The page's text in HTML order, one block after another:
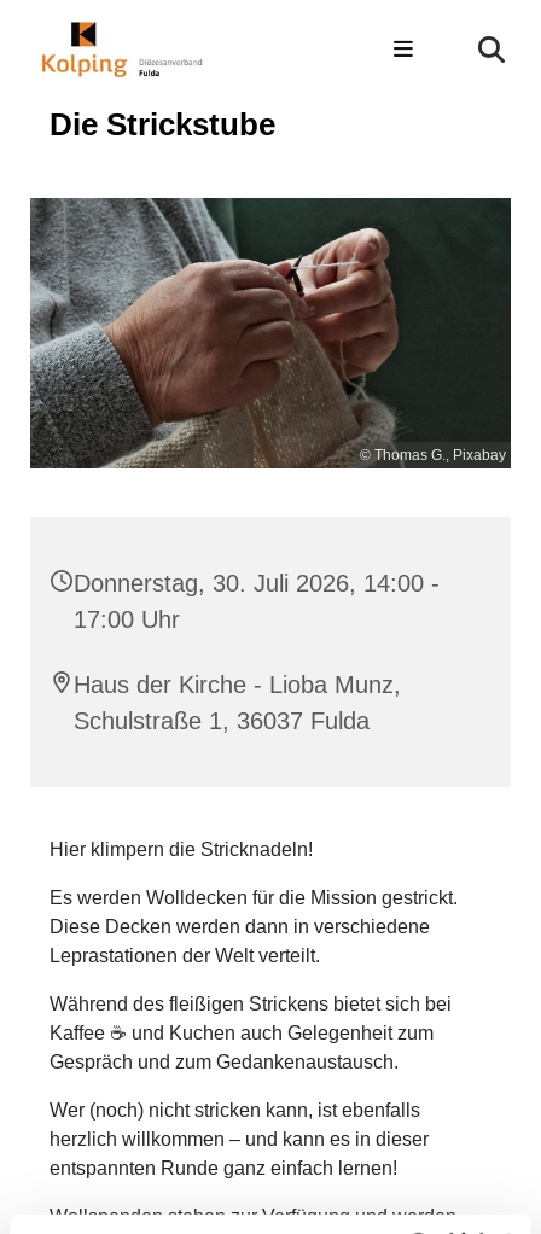
Die Strickstube
© Thomas G., Pixabay
Donnerstag, 30. Juli 2026, 14:00 -
17:00 Uhr
Haus der Kirche - Lioba Munz,
Schulstraße 1, 36037 Fulda
Hier klimpern die Stricknadeln!
Es werden Wolldecken für die Mission gestrickt.
Diese Decken werden dann in verschiedene
Leprastationen der Welt verteilt.
Während des fleißigen Strickens bietet sich bei
Kaffee ☕️ und Kuchen auch Gelegenheit zum
Gespräch und zum Gedankenaustausch.
Wer (noch) nicht stricken kann, ist ebenfalls
herzlich willkommen – und kann es in dieser
entspannten Runde ganz einfach lernen!
Wollspenden stehen zur Verfügung und werden